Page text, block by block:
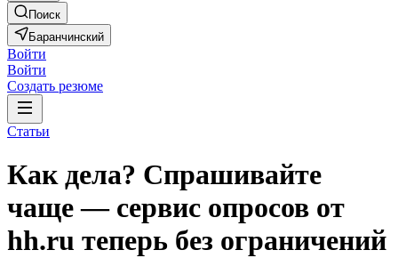
Поиск
Баранчинский
Войти
Войти
Создать резюме
Статьи
Как дела? Спрашивайте
чаще — сервис опросов от
hh.ru теперь без ограничений